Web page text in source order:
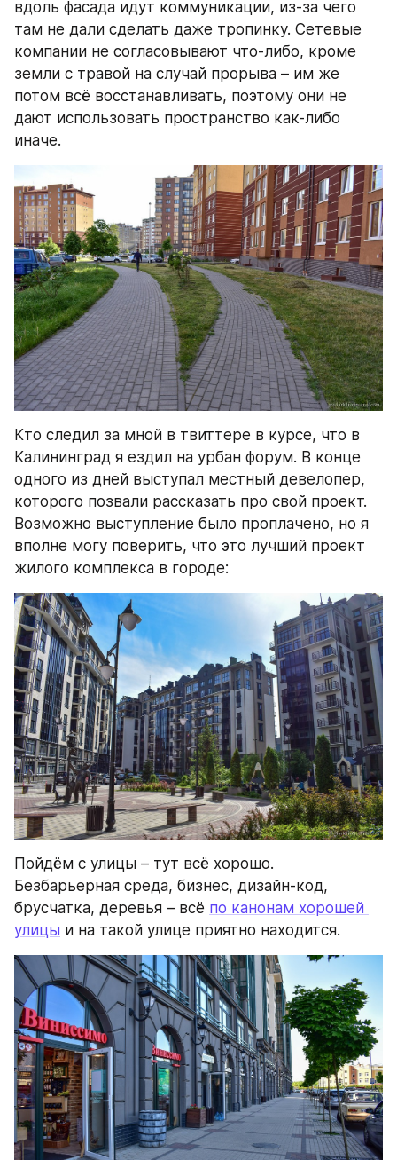
вдоль фасада идут коммуникации, из-за чего
там не дали сделать даже тропинку. Сетевые
компании не согласовывают что-либо, кроме
земли с травой на случай прорыва – им же
потом всё восстанавливать, поэтому они не
дают использовать пространство как-либо
иначе.
Кто следил за мной в твиттере в курсе, что в
Калининград я ездил на урбан форум. В конце
одного из дней выступал местный девелопер,
которого позвали рассказать про свой проект.
Возможно выступление было проплачено, но я
вполне могу поверить, что это лучший проект
жилого комплекса в городе:
Пойдём с улицы – тут всё хорошо.
Безбарьерная среда, бизнес, дизайн-код,
брусчатка, деревья – всё по канонам хорошей
улицы и на такой улице приятно находится.